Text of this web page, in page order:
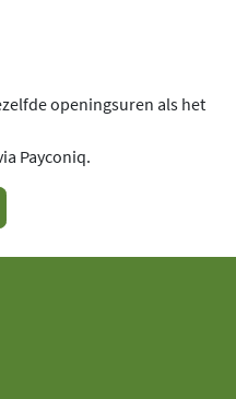
openingsuren als het
Payconiq.